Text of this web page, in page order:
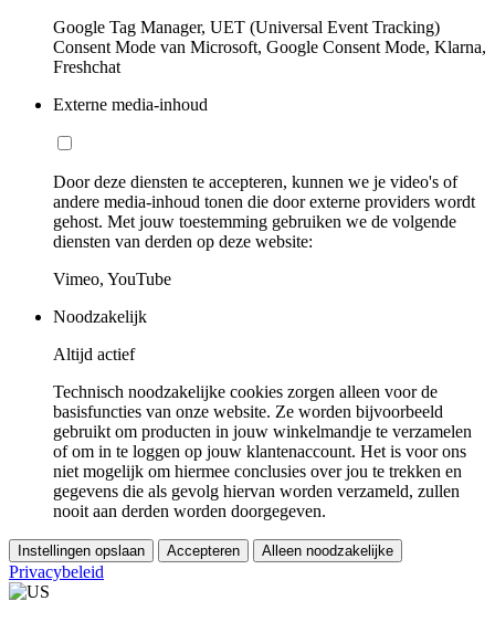
Google Tag Manager, UET (Universal Event Tracking)
Consent Mode van Microsoft, Google Consent Mode, Klarna,
Freshchat
Externe media-inhoud
Door deze diensten te accepteren, kunnen we je video's of
andere media-inhoud tonen die door externe providers wordt
gehost. Met jouw toestemming gebruiken we de volgende
diensten van derden op deze website:
Vimeo, YouTube
Noodzakelijk
Altijd actief
Technisch noodzakelijke cookies zorgen alleen voor de
basisfuncties van onze website. Ze worden bijvoorbeeld
gebruikt om producten in jouw winkelmandje te verzamelen
of om in te loggen op jouw klantenaccount. Het is voor ons
niet mogelijk om hiermee conclusies over jou te trekken en
gegevens die als gevolg hiervan worden verzameld, zullen
nooit aan derden worden doorgegeven.
Instellingen opslaan Accepteren Alleen noodzakelijke
Privacybeleid